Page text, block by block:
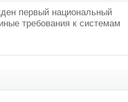
первый национальный
требования к системам